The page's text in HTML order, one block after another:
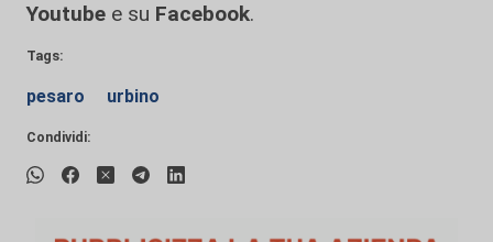
Youtube e su Facebook.
Tags:
pesaro urbino
Condividi: